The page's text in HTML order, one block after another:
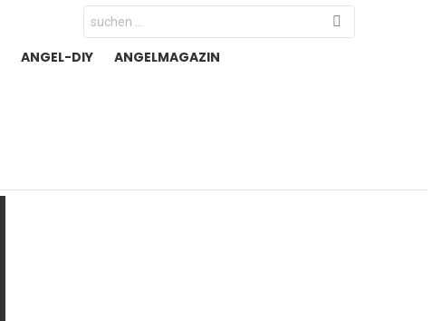
Search
for:
ANGEL-DIY
ANGELMAGAZIN